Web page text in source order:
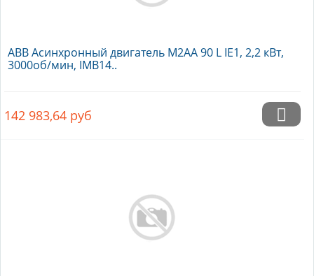
ABB Асинхронный двигатель M2AA 90 L IE1, 2,2 кВт,
3000об/мин, IMB14..
142 983,64 руб